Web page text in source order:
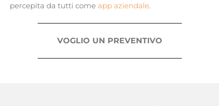
percepita da tutti come app aziendale.
VOGLIO UN PREVENTIVO